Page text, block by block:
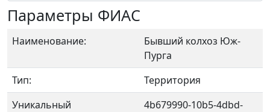
Параметры ФИАС
Наименование:
Бывший колхоз Юж-
Пурга
Тип:
Территория
Уникальный
4b679990-10b5-4dbd-